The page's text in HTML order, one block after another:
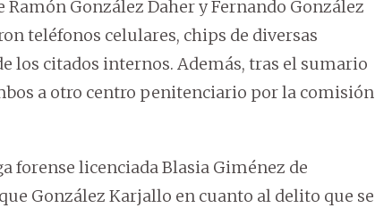
González Daher y Fernando González
teléfonos celulares, chips de diversas
los citados internos. Además, tras el sumario
a otro centro penitenciario por la comisión
forense licenciada Blasia Giménez de
González Karjallo en cuanto al delito que se